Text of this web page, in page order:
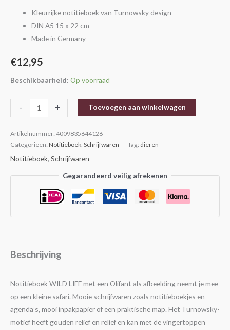
Kleurrijke notitieboek van Turnowsky design
DIN A5 15 x 22 cm
Made in Germany
€12,95
Beschikbaarheid: Op voorraad
-
aantal
+ Toevoegen aan winkelwagen
Artikelnummer: 4009835644126
Categorieën: Notitieboek Schrijfwaren Tag: dieren
Notitieboek, Schrijfwaren
Gegarandeerd veilig afrekenen
Beschrijving
Notitieboek WILD LIFE met een Olifant als afbeelding neemt je mee
op een kleine safari. Mooie schrijfwaren zoals notitieboekjes en
agenda’s, mooi inpakpapier of een praktische map. Het Turnowsky-
motief heeft gouden reliëf en reliëf en kan met de vingertoppen